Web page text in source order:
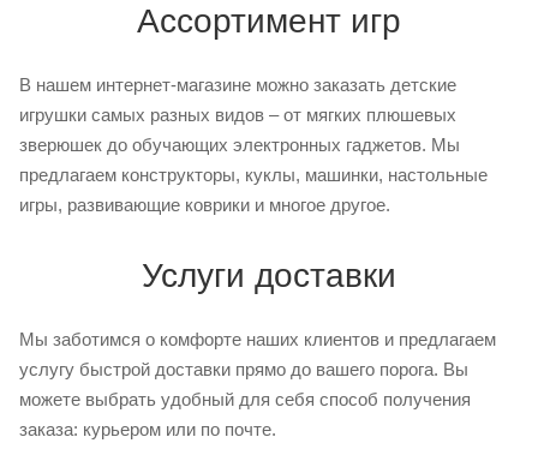
Ассортимент игр
В нашем интернет-магазине можно заказать детские
игрушки самых разных видов – от мягких плюшевых
зверюшек до обучающих электронных гаджетов. Мы
предлагаем конструкторы, куклы, машинки, настольные
игры, развивающие коврики и многое другое.
Услуги доставки
Мы заботимся о комфорте наших клиентов и предлагаем
услугу быстрой доставки прямо до вашего порога. Вы
можете выбрать удобный для себя способ получения
заказа: курьером или по почте.